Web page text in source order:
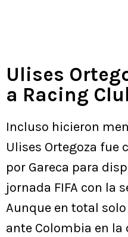
Ulises
a Racing
Incluso hicieron
Ulises Ortegoza fue
por Gareca para
jornada FIFA con la
Aunque en total
ante Colombia en la